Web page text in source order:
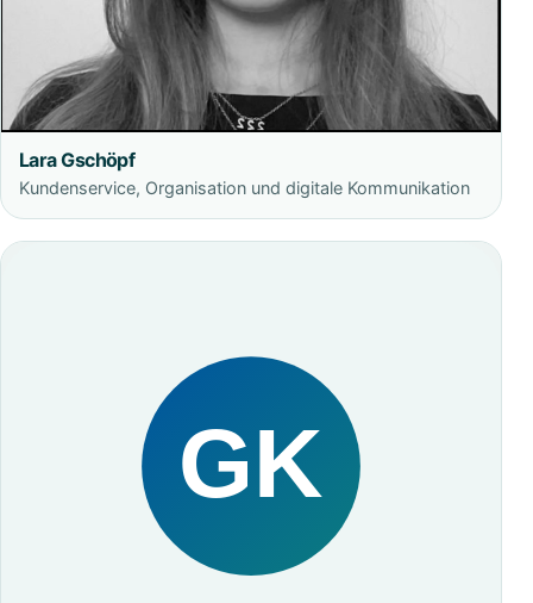
Lara Gschöpf
Kundenservice, Organisation und digitale Kommunikation